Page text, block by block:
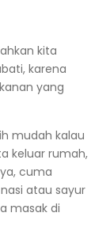
kita
karena
yang
mudah kalau
keluar rumah,
cuma
atau sayur
masak di